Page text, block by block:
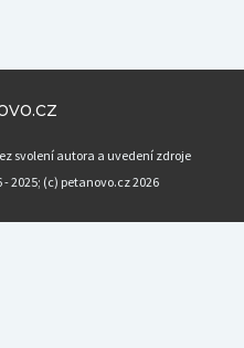
svolení autora a uvedení zdroje
2025; (c) petanovo.cz 2026